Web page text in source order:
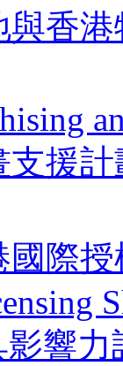
香
支援
際
影響